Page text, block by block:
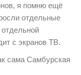
я помню ещё
отдельные
с экранов ТВ.
сама Самбурская